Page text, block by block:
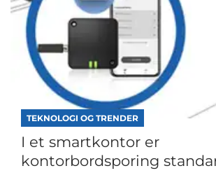
TEKNOLOGI OG TRENDER
I et smartkontor er
kontorbordsporing